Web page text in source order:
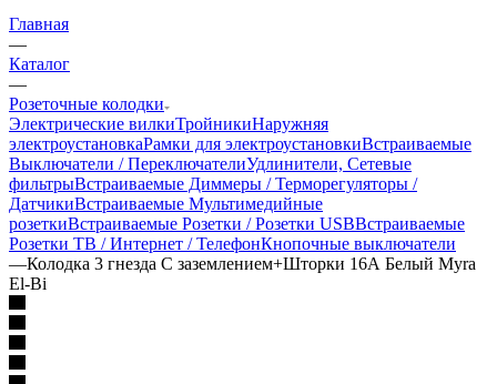
Главная
—
Каталог
—
Розеточные колодки
Электрические вилкиТройникиНаружняя
электроустановкаРамки для электроустановкиВстраиваемые
Выключатели / ПереключателиУдлинители, Сетевые
фильтрыВстраиваемые Диммеры / Терморегуляторы /
ДатчикиВстраиваемые Мультимедийные
розеткиВстраиваемые Розетки / Розетки USBВстраиваемые
Розетки ТВ / Интернет / ТелефонКнопочные выключатели
—Колодка 3 гнезда С заземлением+Шторки 16А Белый Myra
El-Bi